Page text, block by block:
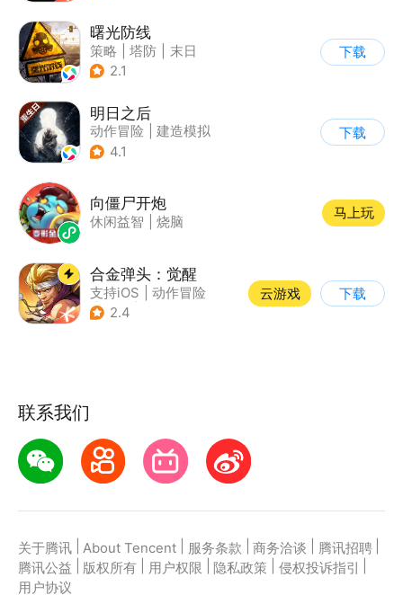
曙光防线
策略 塔防
末日
| 欧美风
2.1
下载
明日之后
动作冒险
建造模拟
| 丧尸
4.1
下载
向僵尸开炮
休闲益智 烧脑
马上玩
合金弹头：觉醒
支持iOS
动作冒险
| 射击
2.4
云游戏 下载
联系我们
关于腾讯 About Tencent 服务条款 商务洽谈 腾讯招聘
腾讯公益
版权所有 用户权限 隐私政策 侵权投诉指引
用户协议